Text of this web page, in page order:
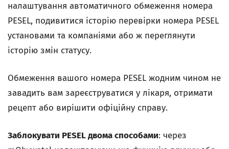
налаштування автоматичного обмеження номера
PESEL, подивитися історію перевірки номера PESEL
установами та компаніями або ж переглянути
історію змін статусу.
Обмеження вашого номера PESEL жодним чином не
завадить вам зареєструватися у лікаря, отримати
рецепт або вирішити офіційну справу.
Заблокувати PESEL двома способами: через